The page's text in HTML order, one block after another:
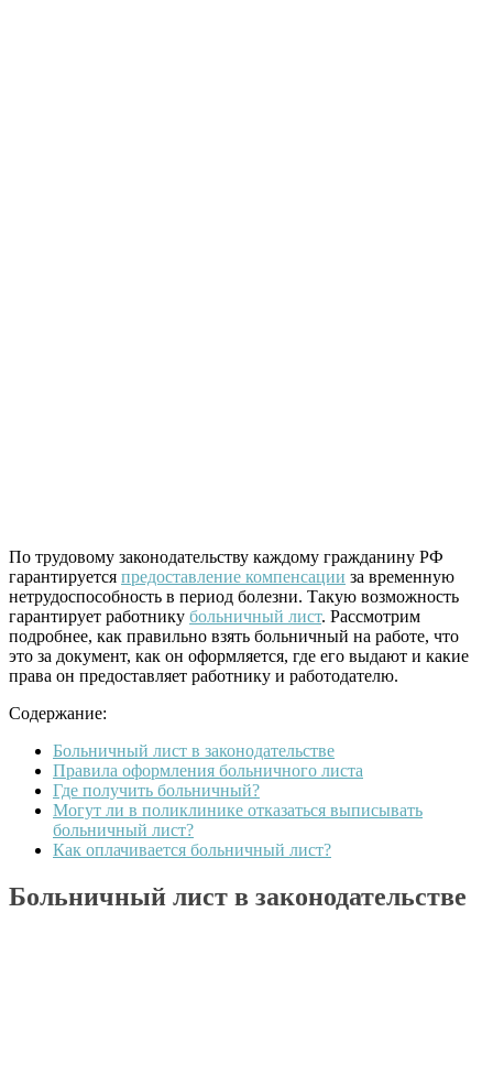
По трудовому законодательству каждому гражданину РФ
гарантируется предоставление компенсации за временную
нетрудоспособность в период болезни. Такую возможность
гарантирует работнику больничный лист. Рассмотрим
подробнее, как правильно взять больничный на работе, что
это за документ, как он оформляется, где его выдают и какие
права он предоставляет работнику и работодателю.
Содержание:
Больничный лист в законодательстве
Правила оформления больничного листа
Где получить больничный?
Могут ли в поликлинике отказаться выписывать
больничный лист?
Как оплачивается больничный лист?
Больничный лист в законодательстве